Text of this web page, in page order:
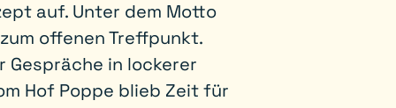
auf. Unter dem Motto
offenen Treffpunkt.
in lockerer
Hof Poppe blieb Zeit für